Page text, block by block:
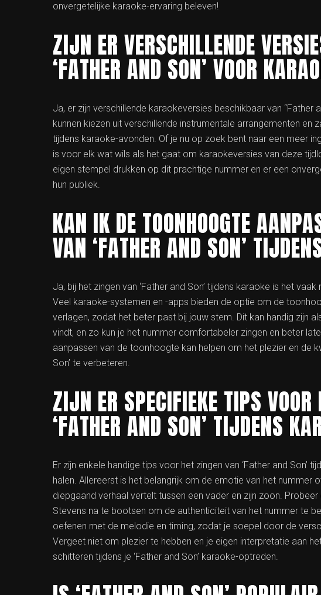
onvergetelijke karaoke-ervaring beleven!
ZIJN ER VERSCHILLENDE
‘FATHER AND SON’ VOOR
Ja, er zijn verschillende karaokeversies beschikbaar van “Father
kunnen kiezen uit verschillende instrumentale arrangementen en
tijdens karaoke-avonden. Of je nu op zoek bent naar een meer
is voor elk wat wils als het gaat om karaokeversies van deze
eigen stempel drukken op dit prachtige nummer en er een
hun publiek.
KAN IK DE TOONHOOGTE
VAN ‘FATHER AND SON’
Ja, bij het zingen van ‘Father and Son’ tijdens karaoke is het
Veel karaoke-systemen en -apps bieden de optie om de
verlagen, zodat het beter past bij jouw stem. Dit kan handig zijn
vindt, en zo kun je het nummer comfortabeler zingen en beter
aanpassen van de toonhoogte kan helpen om het plezier en de
Son’ te verbeteren.
ZIJN ER SPECIFIEKE TIPS
‘FATHER AND SON’ TIJDENS
Er zijn enkele handige tips voor het zingen van ‘Father and Son’
halen. Allereerst is het belangrijk om de emotie van het nummer
diepgaand verhaal vertelt tussen een vader en zijn zoon.
Stevens na te bootsen om de authenticiteit van het nummer te
oefenen met de melodie en timing, zodat je soepel door de
Vergeet niet om plezier te hebben en je eigen interpretatie aan
schitteren tijdens je ‘Father and Son’ karaoke-optreden.